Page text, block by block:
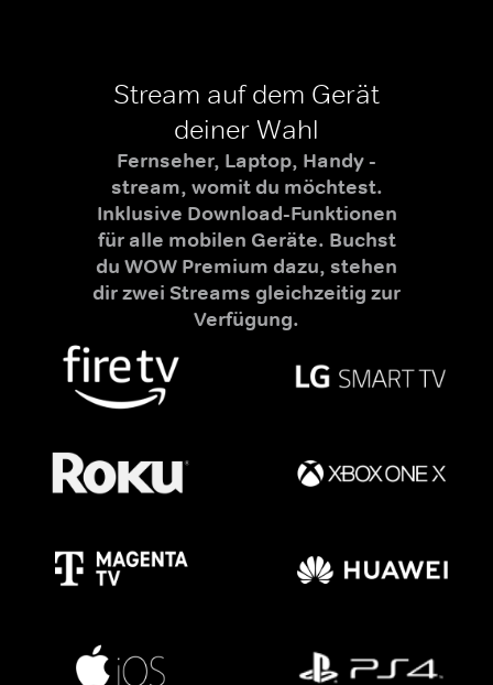
Stream auf dem Gerät
deiner Wahl
Fernseher, Laptop, Handy -
stream, womit du möchtest.
Inklusive Download-Funktionen
für alle mobilen Geräte. Buchst
du WOW Premium dazu, stehen
dir zwei Streams gleichzeitig zur
Verfügung.